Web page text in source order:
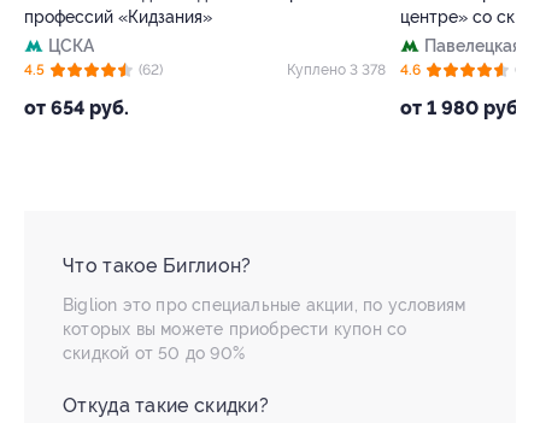
профессий «Кидзания»
ЦСКА
от 654 руб.
4.5 (62) Куплено 3 378
центре» со
Павелецкая
от 1 980 руб.
4.6 (73)
Что такое Биглион?
Biglion это про специальные акции, по условиям
которых вы можете приобрести купон со
скидкой от 50 до 90%
Откуда такие скидки?